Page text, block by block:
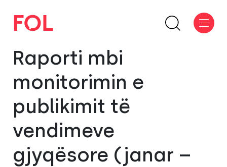
Raporti mbi
monitorimin e
publikimit të
vendimeve
gjyqësore (janar –